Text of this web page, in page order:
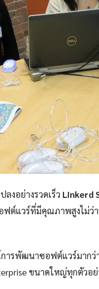
งอย่างรวดเร็ว Linkerd
ต์แวร์ที่มีคุณภาพสูงไม่ว่า
รพัฒนาซอฟต์แวร์มากว่
ขนาดใหญ่ทุกตัวอ